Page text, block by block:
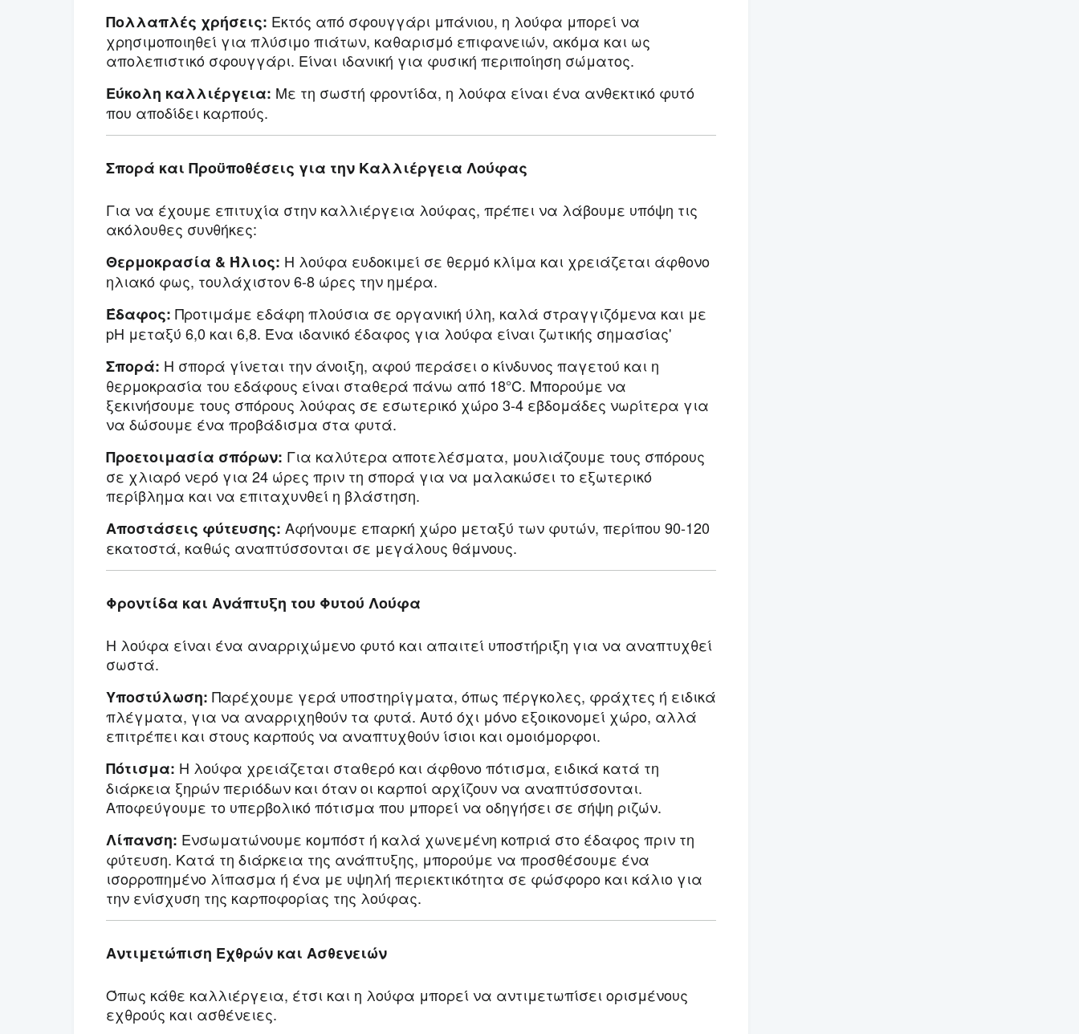
Πολλαπλές χρήσεις: Εκτός από σφουγγάρι μπάνιου, η λούφα μπορεί να
χρησιμοποιηθεί για πλύσιμο πιάτων, καθαρισμό επιφανειών, ακόμα και ως
απολεπιστικό σφουγγάρι. Είναι ιδανική για φυσική περιποίηση σώματος.
Εύκολη καλλιέργεια: Με τη σωστή φροντίδα, η λούφα είναι ένα ανθεκτικό φυτό
που αποδίδει καρπούς.
Σπορά και Προϋποθέσεις για την Καλλιέργεια Λούφας
Για να έχουμε επιτυχία στην καλλιέργεια λούφας, πρέπει να λάβουμε υπόψη τις
ακόλουθες συνθήκες:
Θερμοκρασία & Ήλιος: Η λούφα ευδοκιμεί σε θερμό κλίμα και χρειάζεται άφθονο
ηλιακό φως, τουλάχιστον 6-8 ώρες την ημέρα.
Έδαφος: Προτιμάμε εδάφη πλούσια σε οργανική ύλη, καλά στραγγιζόμενα και με
pH μεταξύ 6,0 και 6,8. Ένα ιδανικό έδαφος για λούφα είναι ζωτικής σημασίας'
Σπορά: Η σπορά γίνεται την άνοιξη, αφού περάσει ο κίνδυνος παγετού και η
θερμοκρασία του εδάφους είναι σταθερά πάνω από 18°C. Μπορούμε να
ξεκινήσουμε τους σπόρους λούφας σε εσωτερικό χώρο 3-4 εβδομάδες νωρίτερα για
να δώσουμε ένα προβάδισμα στα φυτά.
Προετοιμασία σπόρων: Για καλύτερα αποτελέσματα, μουλιάζουμε τους σπόρους
σε χλιαρό νερό για 24 ώρες πριν τη σπορά για να μαλακώσει το εξωτερικό
περίβλημα και να επιταχυνθεί η βλάστηση.
Αποστάσεις φύτευσης: Αφήνουμε επαρκή χώρο μεταξύ των φυτών, περίπου 90-120
εκατοστά, καθώς αναπτύσσονται σε μεγάλους θάμνους.
Φροντίδα και Ανάπτυξη του Φυτού Λούφα
Η λούφα είναι ένα αναρριχώμενο φυτό και απαιτεί υποστήριξη για να αναπτυχθεί
σωστά.
Υποστύλωση: Παρέχουμε γερά υποστηρίγματα, όπως πέργκολες, φράχτες ή ειδικά
πλέγματα, για να αναρριχηθούν τα φυτά. Αυτό όχι μόνο εξοικονομεί χώρο, αλλά
επιτρέπει και στους καρπούς να αναπτυχθούν ίσιοι και ομοιόμορφοι.
Πότισμα: Η λούφα χρειάζεται σταθερό και άφθονο πότισμα, ειδικά κατά τη
διάρκεια ξηρών περιόδων και όταν οι καρποί αρχίζουν να αναπτύσσονται.
Αποφεύγουμε το υπερβολικό πότισμα που μπορεί να οδηγήσει σε σήψη ριζών.
Λίπανση: Ενσωματώνουμε κομπόστ ή καλά χωνεμένη κοπριά στο έδαφος πριν τη
φύτευση. Κατά τη διάρκεια της ανάπτυξης, μπορούμε να προσθέσουμε ένα
ισορροπημένο λίπασμα ή ένα με υψηλή περιεκτικότητα σε φώσφορο και κάλιο για
την ενίσχυση της καρποφορίας της λούφας.
Αντιμετώπιση Εχθρών και Ασθενειών
Όπως κάθε καλλιέργεια, έτσι και η λούφα μπορεί να αντιμετωπίσει ορισμένους
εχθρούς και ασθένειες.